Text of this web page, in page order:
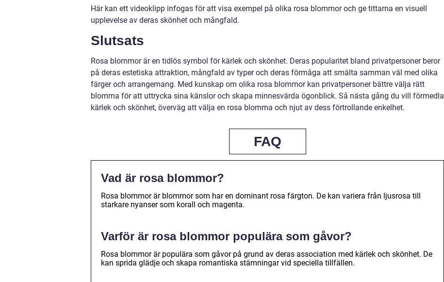
Här kan ett videoklipp infogas för att visa exempel på olika rosa blommor och ge tittarna en visuell
upplevelse av deras skönhet och mångfald.
Slutsats
Rosa blommor är en tidlös symbol för kärlek och skönhet. Deras popularitet bland privatpersoner beror
på deras estetiska attraktion, mångfald av typer och deras förmåga att smälta samman väl med olika
färger och arrangemang. Med kunskap om olika rosa blommor kan privatpersoner bättre välja rätt
blomma för att uttrycka sina känslor och skapa minnesvärda ögonblick. Så nästa gång du vill förmedla
kärlek och skönhet, överväg att välja en rosa blomma och njut av dess förtrollande enkelhet.
FAQ
Vad är rosa blommor?
Rosa blommor är blommor som har en dominant rosa färgton. De kan variera från ljusrosa till
starkare nyanser som korall och magenta.
Varför är rosa blommor populära som gåvor?
Rosa blommor är populära som gåvor på grund av deras association med kärlek och skönhet. De
kan sprida glädje och skapa romantiska stämningar vid speciella tillfällen.